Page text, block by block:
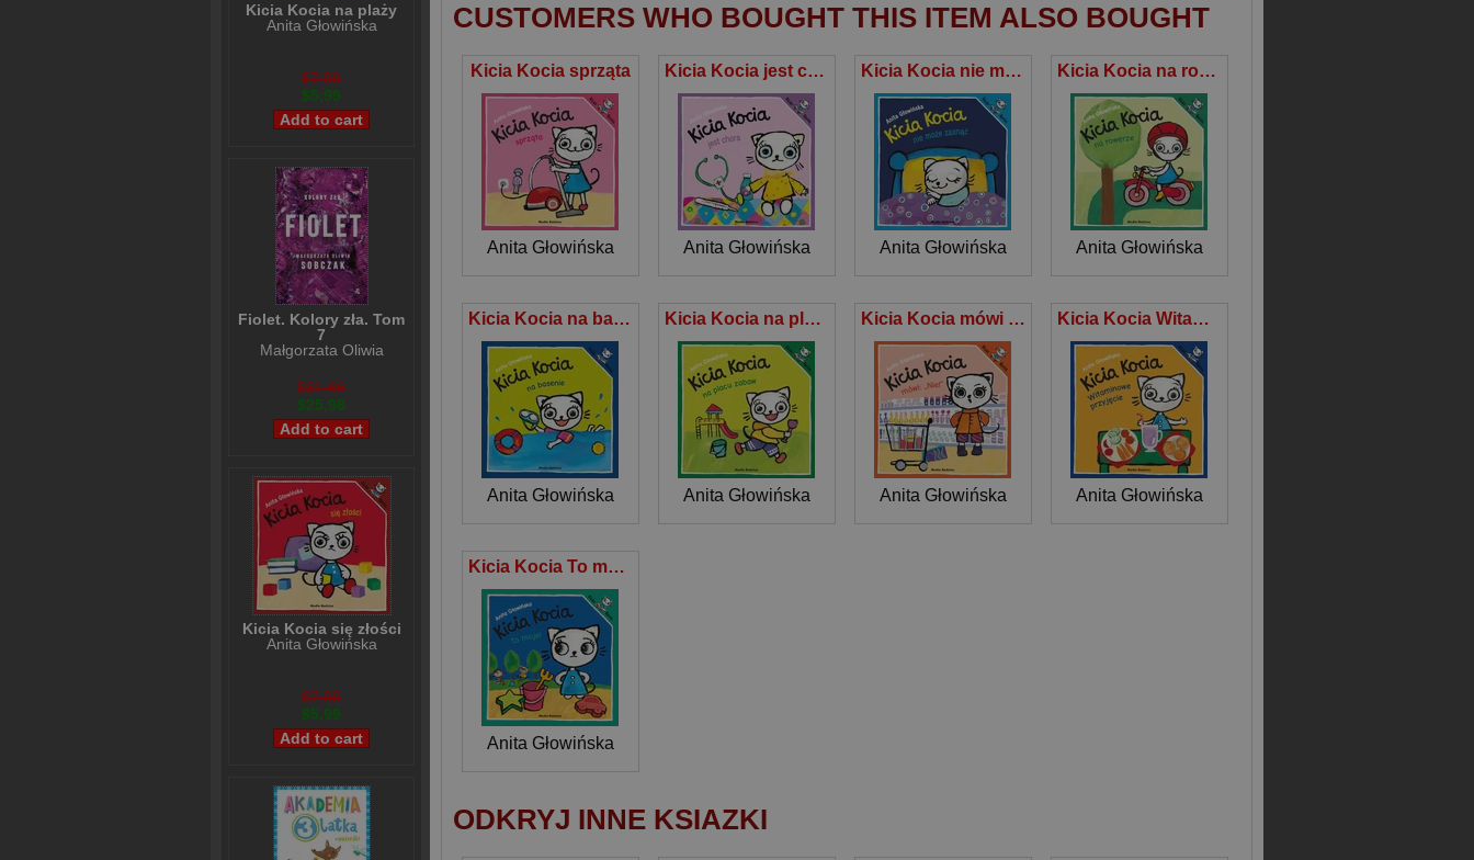
Kicia Kocia na plaży
Anita Głowińska
$7,99
$5,99
Fiolet. Kolory zła. Tom
7
Małgorzata Oliwia
$31,66
$25,98
Kicia Kocia się złości
Anita Głowińska
$7,99
$5,99
CUSTOMERS WHO BOUGHT THIS ITEM ALSO BOUGHT
Kicia Kocia sprząta
Anita Głowińska
Kicia Kocia jest chora
Anita Głowińska
Kicia Kocia nie może zasnąć
Anita Głowińska
Kicia Kocia na rowerze
Anita Głowińska
Kicia Kocia na basenie
Anita Głowińska
Kicia Kocia na placu zabaw
Anita Głowińska
Kicia Kocia mówi NIE!
Anita Głowińska
Kicia Kocia Witaminowe przyjęcie
Anita Głowińska
Kicia Kocia To moje!
Anita Głowińska
ODKRYJ INNE KSIAZKI